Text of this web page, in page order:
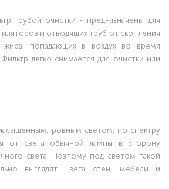
грубой очистки - предназначены для
и отводящих труб от скопления
жира, попадающих в воздух во время
легко снимается для очистки или
ровным светом, по спектру
от света обычной лампы в сторону
света. Поэтому под светом такой
выглядят цвета стен, мебели и